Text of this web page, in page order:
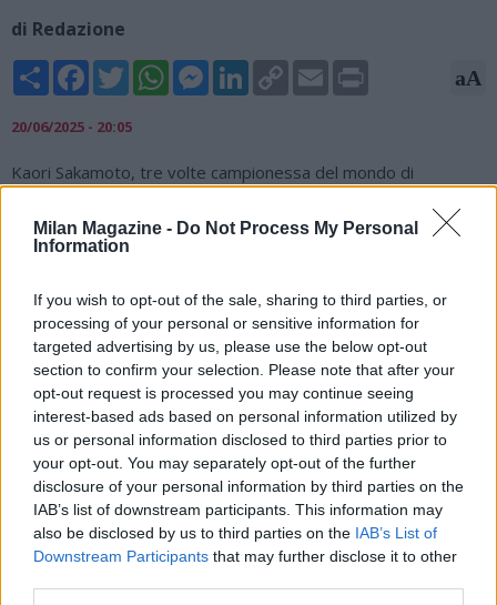
Milan Magazine - Do Not Process My Personal
Information
If you wish to opt-out of the sale, sharing to third parties, or
processing of your personal or sensitive information for
targeted advertising by us, please use the below opt-out
section to confirm your selection. Please note that after your
opt-out request is processed you may continue seeing
interest-based ads based on personal information utilized by
us or personal information disclosed to third parties prior to
your opt-out. You may separately opt-out of the further
disclosure of your personal information by third parties on the
IAB’s list of downstream participants. This information may
also be disclosed by us to third parties on the IAB’s List of
Downstream Participants that may further disclose it to other
di Redazione
Share FacebookTwitterWhatsAppMessengerLinkedInCopy
Link
Email aA
20/06/2025 - 20:05
Kaori Sakamoto, tre volte campionessa del mondo di
prossimo anno a Milano-Cortina. L'annuncio è stato dato
venerdì ai giornalisti a Kobe, in Giappone. La venticinquenne
Olimpiadi invernali del 2022 a Pechino e ha conquistato la
medaglia d'argento ai Campionati del mondo a marzo.
Sakamoto ha ammesso che l'età sta avanzando e che pensare
alle Olimpiadi invernali del 2030 era fuori questione.